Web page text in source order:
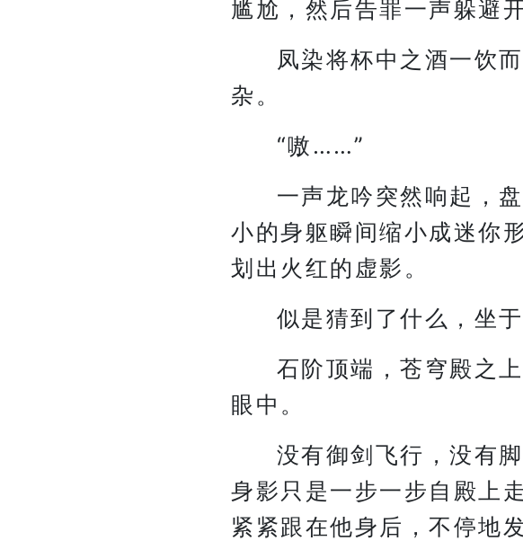
尴尬，然后告罪一声躲避开
凤染将杯中之酒一饮
杂。
“嗷……”
一声龙吟突然响起，
小的身躯瞬间缩小成迷你
划出火红的虚影。
似是猜到了什么，坐
石阶顶端，苍穹殿之
眼中。
没有御剑飞行，没有
身影只是一步一步自殿上
紧紧跟在他身后，不停地